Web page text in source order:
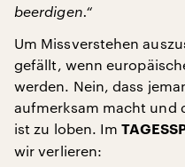
beerdigen.“
Um Missverstehen
gefällt, wenn
werden. Nein, dass
aufmerksam macht und
ist zu loben. Im
wir verlieren: